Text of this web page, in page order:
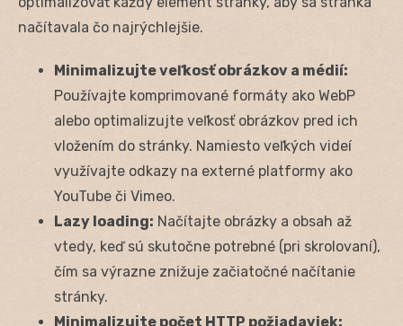
načítavala čo najrýchlejšie.
Minimalizujte veľkosť obrázkov a médií:
Používajte komprimované formáty ako WebP
alebo optimalizujte veľkosť obrázkov pred ich
vložením do stránky. Namiesto veľkých videí
využívajte odkazy na externé platformy ako
YouTube či Vimeo.
Lazy loading: Načítajte obrázky a obsah až
vtedy, keď sú skutočne potrebné (pri skrolovaní),
čím sa výrazne znižuje začiatočné načítanie
stránky.
Minimalizujte počet HTTP požiadaviek: